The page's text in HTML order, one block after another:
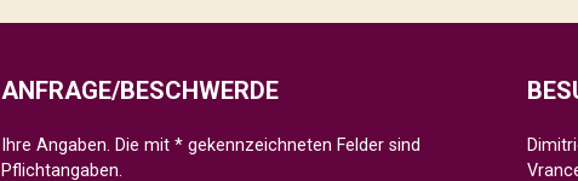
ANFRAGE/BESCHWERDE
Ihre Angaben. Die mit * gekennzeichneten Felder sind
Pflichtangaben.